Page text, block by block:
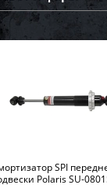
SPI
Polaris SU-